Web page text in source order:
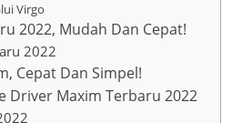
Virgo
2022, Mudah Dan Cepat!
2022
Cepat Dan Simpel!
Driver Maxim Terbaru 2022